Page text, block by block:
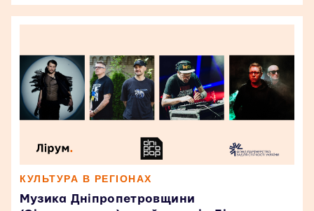
КУЛЬТУРА В РЕГІОНАХ
Музика Дніпропетровщини